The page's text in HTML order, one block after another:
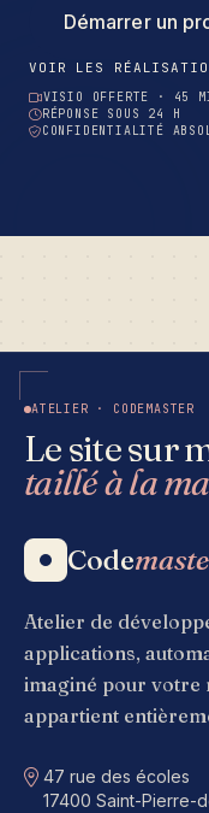
Démarrer un
VOIR LES
VISIO OFFERTE · 45
RÉPONSE SOUS 24 H
CONFIDENTIALITÉ
ATELIER · CODEMASTER
Le site sur
taillé à la
Code
Atelier de
applications,
imaginé pour votre
appartient
Adresse
47 rue des écoles
17400 Saint-Pierre-